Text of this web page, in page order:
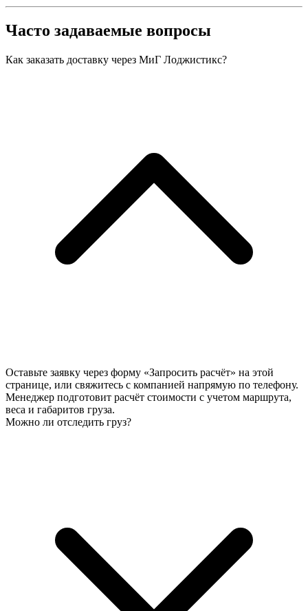
Часто задаваемые вопросы
Как заказать доставку через МиГ Лоджистикс?
Оставьте заявку через форму «Запросить расчёт» на этой
странице, или свяжитесь с компанией напрямую по телефону.
Менеджер подготовит расчёт стоимости с учетом маршрута,
веса и габаритов груза.
Можно ли отследить груз?